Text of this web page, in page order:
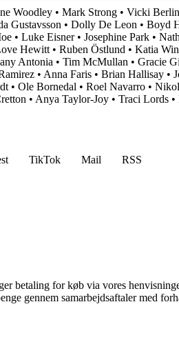
Woodley • Mark Strong • Vicki Berlin
Gustavsson • Dolly De Leon • Boyd
• Luke Eisner• Josephine Park •
Hewitt • Ruben Östlund • Katia
Antonia • Tim McMullan • Gracie
• Anna Faris • Brian Hallisay •
• Ole Bornedal • Roel Navarro •
• Anya Taylor-Joy • Traci Lords •
TikTok Mail
RSS
betaling for køb via vores
gennem samarbejdsaftaler med